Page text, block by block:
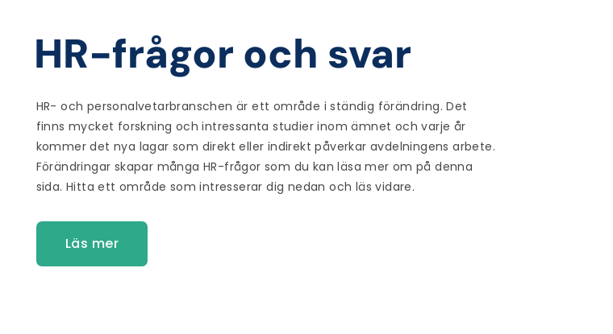
HR-frågor och svar
HR- och personalvetarbranschen är ett område i ständig förändring. Det
finns mycket forskning och intressanta studier inom ämnet och varje år
kommer det nya lagar som direkt eller indirekt påverkar avdelningens arbete.
Förändringar skapar många HR-frågor som du kan läsa mer om på denna
sida. Hitta ett område som intresserar dig nedan och läs vidare.
Läs mer